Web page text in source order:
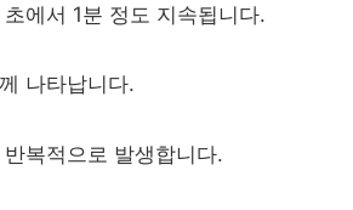
에서 1분 정도 지속됩니다.
나타납니다.
복적으로 발생합니다.